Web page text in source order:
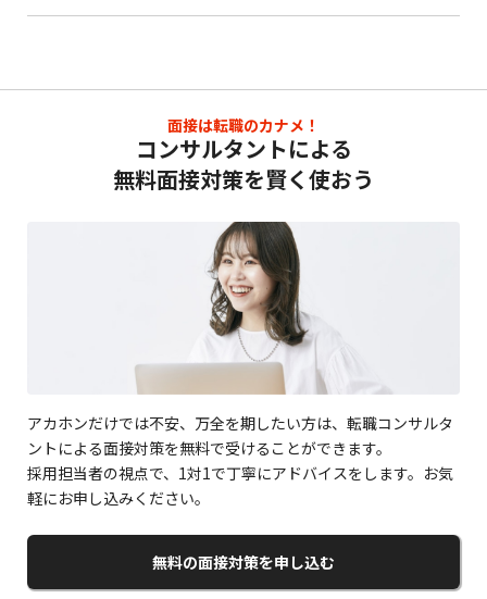
面接は転職のカナメ！
コンサルタントによる
無料面接対策を賢く使おう
アカホンだけでは不安、万全を期したい方は、転職コンサルタ
ントによる面接対策を無料で受けることができます。
採用担当者の視点で、1対1で丁寧にアドバイスをします。お気
軽にお申し込みください。
無料の面接対策を申し込む